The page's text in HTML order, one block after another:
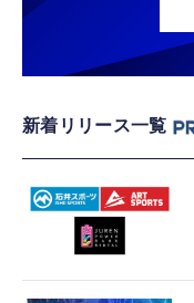
新着リリース一覧